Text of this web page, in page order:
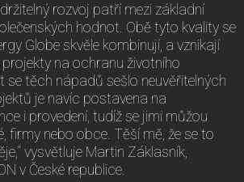
rozvoj patří mezi základní
hodnot. Obě tyto kvality se
Globe skvěle kombinují, a vznikají
na ochranu životního
se těch nápadů sešlo neuvěřitelných
je navíc postavena na
i provedení, tudíž se jimi můžou
firmy nebo obce. Těší mě, že se to
vysvětluje Martin Záklasník,
v České republice.